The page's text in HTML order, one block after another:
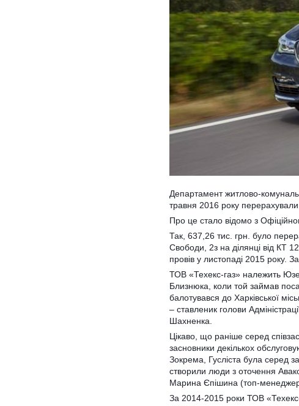
Департамент житлово-
травня 2016 року
Про це стало відомо з
Так, 637,26 тис. грн. було
Свободи, 2з на ділянці від КТ
провів у листопаді 2015 року.
ТОВ «Техекс-газ» належить
Близнюка, коли той займав
балотувався до Харківської
– ставленик голови
Шахненка.
Цікаво, що раніше серед
засновники декількох
Зокрема, Гусліста була серед
створили люди з оточення
Марина Єпішина (топ-менеджер
За 2014-2015 роки ТОВ